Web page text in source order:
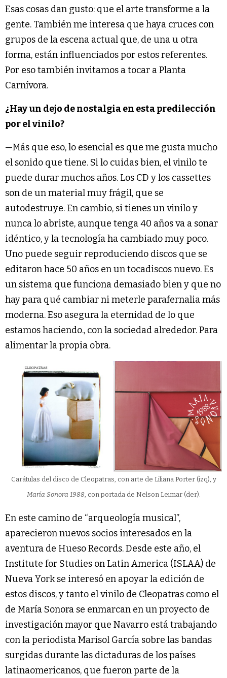
Esas cosas dan gusto: que el arte transforme a la
gente. También me interesa que haya cruces con
grupos de la escena actual que, de una u otra
forma, están influenciados por estos referentes.
Por eso también invitamos a tocar a Planta
Carnívora.
¿Hay un dejo de nostalgia en esta predilección
por el vinilo?
—Más que eso, lo esencial es que me gusta mucho
el sonido que tiene. Si lo cuidas bien, el vinilo te
puede durar muchos años. Los CD y los cassettes
son de un material muy frágil, que se
autodestruye. En cambio, si tienes un vinilo y
nunca lo abriste, aunque tenga 40 años va a sonar
idéntico, y la tecnología ha cambiado muy poco.
Uno puede seguir reproduciendo discos que se
editaron hace 50 años en un tocadiscos nuevo. Es
un sistema que funciona demasiado bien y que no
hay para qué cambiar ni meterle parafernalia más
moderna. Eso asegura la eternidad de lo que
estamos haciendo., con la sociedad alrededor. Para
alimentar la propia obra.
Carátulas del disco de Cleopatras, con arte de Liliana Porter (izq), y
María Sonora 1988, con portada de Nelson Leimar (der).
En este camino de “arqueología musical”,
aparecieron nuevos socios interesados en la
aventura de Hueso Records. Desde este año, el
Institute for Studies on Latin America (ISLAA) de
Nueva York se interesó en apoyar la edición de
estos discos, y tanto el vinilo de Cleopatras como el
de María Sonora se enmarcan en un proyecto de
investigación mayor que Navarro está trabajando
con la periodista Marisol García sobre las bandas
surgidas durante las dictaduras de los países
latinaomericanos, que fueron parte de la